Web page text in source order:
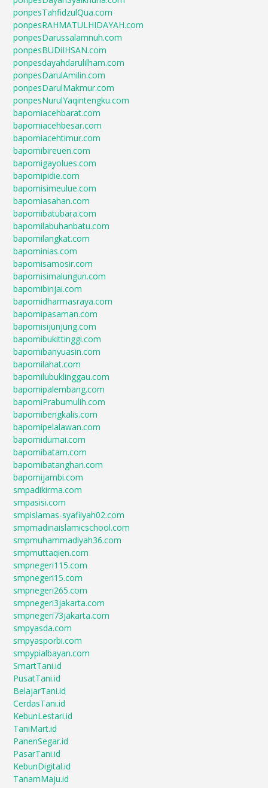
ponpesTahfidzulQua.com
ponpesRAHMATULHIDAYAH.com
ponpesDarussalamnuh.com
ponpesBUDiIHSAN.com
ponpesdayahdarulilham.com
ponpesDarulAmilin.com
ponpesDarulMakmur.com
ponpesNurulYaqintengku.com
bapomiacehbarat.com
bapomiacehbesar.com
bapomiacehtimur.com
bapomibireuen.com
bapomigayolues.com
bapomipidie.com
bapomisimeulue.com
bapomiasahan.com
bapomibatubara.com
bapomilabuhanbatu.com
bapomilangkat.com
bapominias.com
bapomisamosir.com
bapomisimalungun.com
bapomibinjai.com
bapomidharmasraya.com
bapomipasaman.com
bapomisijunjung.com
bapomibukittinggi.com
bapomibanyuasin.com
bapomilahat.com
bapomilubuklinggau.com
bapomipalembang.com
bapomiPrabumulih.com
bapomibengkalis.com
bapomipelalawan.com
bapomidumai.com
bapomibatam.com
bapomibatanghari.com
bapomijambi.com
smpadikirma.com
smpasisi.com
smpislamas-syafiiyah02.com
smpmadinaislamicschool.com
smpmuhammadiyah36.com
smpmuttaqien.com
smpnegeri115.com
smpnegeri15.com
smpnegeri265.com
smpnegeri3jakarta.com
smpnegeri73jakarta.com
smpyasda.com
smpyasporbi.com
smpypialbayan.com
SmartTani.id
PusatTani.id
BelajarTani.id
CerdasTani.id
KebunLestari.id
TaniMart.id
PanenSegar.id
PasarTani.id
KebunDigital.id
TanamMaju.id